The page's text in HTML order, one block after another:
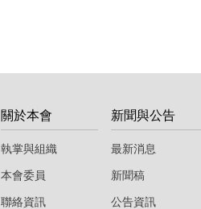
關於本會
執掌與組織
本會委員
聯絡資訊
新聞與公告
最新消息
新聞稿
公告資訊